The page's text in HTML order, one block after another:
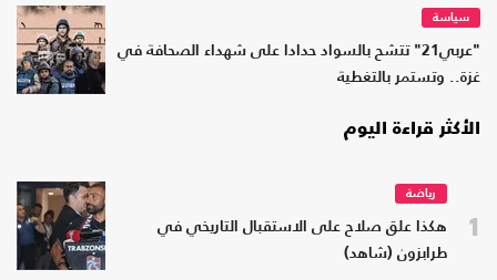
سياسة
"عربي21" تتشح بالسواد حدادا على شهداء الصحافة في
غزة.. وتستمر بالتغطية
الأكثر قراءة اليوم
1
رياضة
هكذا علق صلاح على الاستقبال التاريخي في
طرابزون (شاهد)